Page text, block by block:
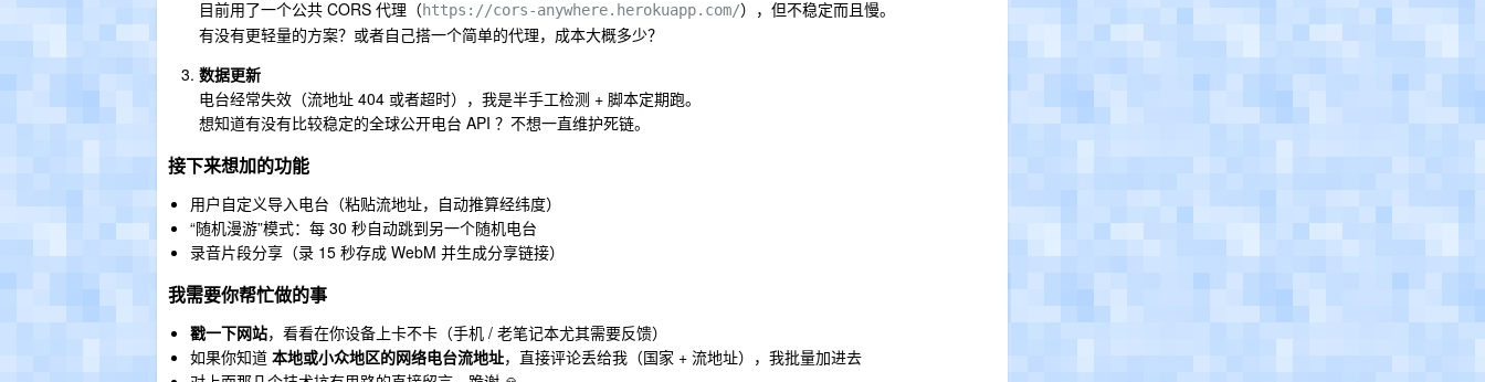
目前用了一个公共 CORS 代理（https://cors-anywhere.herokuapp.com/），但不稳定而且慢。
有没有更轻量的方案？或者自己搭一个简单的代理，成本大概多少？
数据更新
电台经常失效（流地址 404 或者超时），我是半手工检测 + 脚本定期跑。
想知道有没有比较稳定的全球公开电台 API ？不想一直维护死链。
接下来想加的功能
用户自定义导入电台（粘贴流地址，自动推算经纬度）
“随机漫游”模式：每 30 秒自动跳到另一个随机电台
录音片段分享（录 15 秒存成 WebM 并生成分享链接）
我需要你帮忙做的事
戳一下网站，看看在你设备上卡不卡（手机 / 老笔记本尤其需要反馈）
如果你知道 本地或小众地区的网络电台流地址，直接评论丢给我（国家 + 流地址），我批量加进去